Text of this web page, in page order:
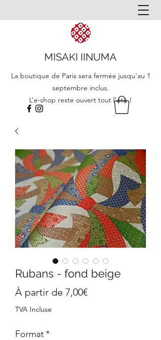
MISAKI IINUMA
La boutique de Paris sera fermée jusqu'au 1
septembre inclus.
L’e-shop reste ouvert tout l’été !
Rubans - fond beige
À partir de 7,00€Prix
TVA Incluse
Format*